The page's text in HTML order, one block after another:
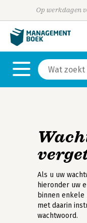
Op werkdagen
Als u uw
hieronder uw
binnen enkele
met daarin
wachtwoord.